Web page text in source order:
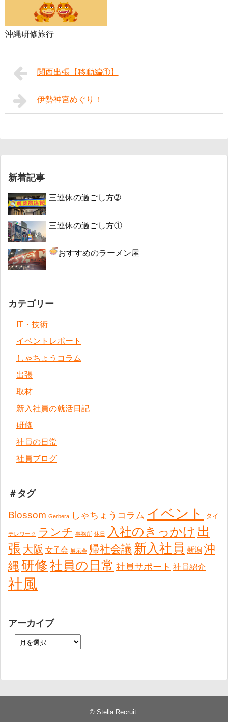
沖縄研修旅行
関西出張【移動編①】
伊勢神宮めぐり！
新着記事
三連休の過ごし方➁
三連休の過ごし方①
おすすめのラーメン屋
カテゴリー
IT・技術
イベントレポート
しゃちょうコラム
出張
取材
新入社員の就活日記
研修
社員の日常
社員ブログ
＃タグ
Blossom Gerbera しゃちょうコラム イベント タイ
テレワーク ランチ 事務所 休日 入社のきっかけ 出
張 大阪 女子会 展示会 帰社会議 新入社員 新潟 沖
縄 研修社員の日常 社員サポート 社員紹介
社風
アーカイブ
© Stella Recruit.